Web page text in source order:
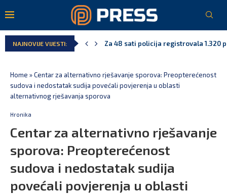
NAJNOVIJE VIJESTI: Za 48 sati policija registrovala 1.320
Home »Centar za alternativno rješavanje sporova: Preopterećenost
sudova i nedostatak sudija povećali povjerenja u oblasti
alternativnog rješavanja sporova
Hronika
Centar za alternativno rješavanje
sporova: Preopterećenost
sudova i nedostatak sudija
povećali povjerenja u oblasti